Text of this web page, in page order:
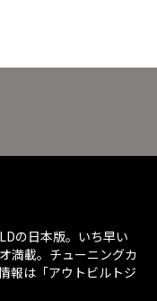
の日本版。いち早い
満載。チューニングカ
報は「アウトビルトジ